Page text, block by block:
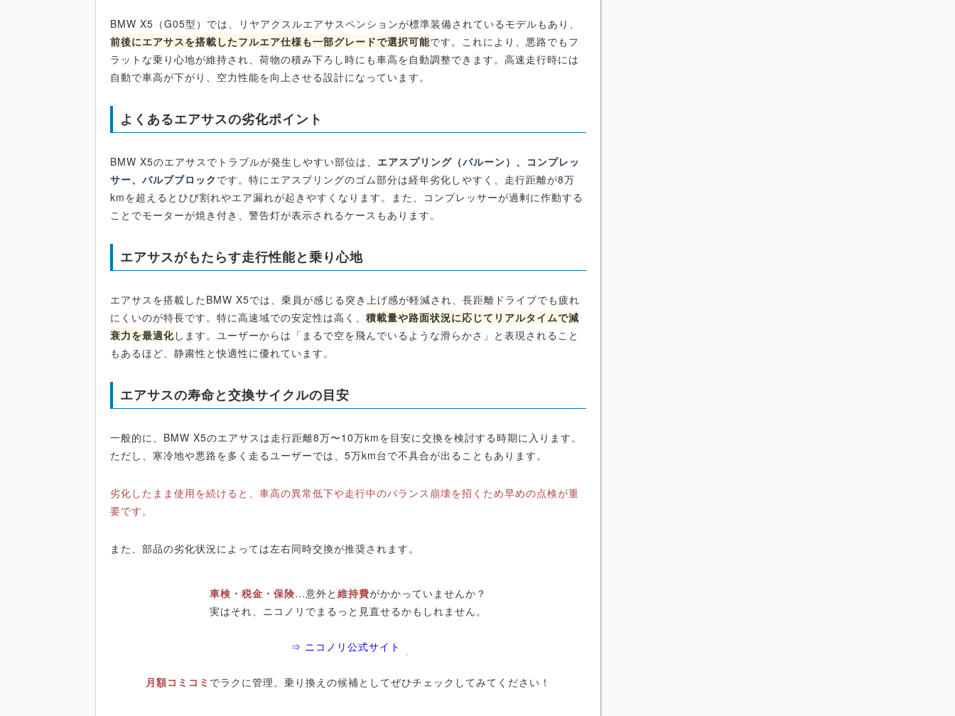
BMW X5（G05型）では、リヤアクスルエアサスペンションが標準装備されているモデルもあり、
前後にエアサスを搭載したフルエア仕様も一部グレードで選択可能です。これにより、悪路でもフ
ラットな乗り心地が維持され、荷物の積み下ろし時にも車高を自動調整できます。高速走行時には
自動で車高が下がり、空力性能を向上させる設計になっています。
よくあるエアサスの劣化ポイント
BMW X5のエアサスでトラブルが発生しやすい部位は、 エアスプリング（バルーン）、コンプレッ
サー、バルブブロック です。特にエアスプリングのゴム部分は経年劣化しやすく、走行距離が8万
kmを超えるとひび割れやエア漏れが起きやすくなります。また、コンプレッサーが過剰に作動する
ことでモーターが焼き付き、警告灯が表示されるケースもあります。
エアサスがもたらす走行性能と乗り心地
エアサスを搭載したBMW X5では、乗員が感じる突き上げ感が軽減され、長距離ドライブでも疲れ
にくいのが特長です。特に高速域での安定性は高く、積載量や路面状況に応じてリアルタイムで減
衰力を最適化します。ユーザーからは「まるで空を飛んでいるような滑らかさ」と表現されること
もあるほど、静粛性と快適性に優れています。
エアサスの寿命と交換サイクルの目安
一般的に、BMW X5のエアサスは走行距離8万〜10万kmを目安に交換を検討する時期に入ります。
ただし、寒冷地や悪路を多く走るユーザーでは、5万km台で不具合が出ることもあります。
劣化したまま使用を続けると、車高の異常低下や走行中のバランス崩壊を招くため早めの点検が重
要です。
また、部品の劣化状況によっては左右同時交換が推奨されます。
車検・税金・保険…意外と 維持費がかかっていませんか？
実はそれ、ニコノリでまるっと見直せるかもしれません。
⇒ ニコノリ公式サイト
月額コミコミ でラクに管理。乗り換えの候補としてぜひチェックしてみてください！